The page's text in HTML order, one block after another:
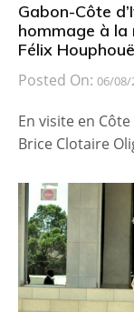
Gabon-Côte
hommage à
Félix
Posted On: 06/08/
En visite en Côte
Brice Clotaire